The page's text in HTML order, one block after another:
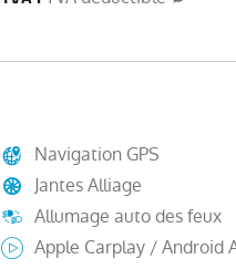
Navigation GPS
Jantes Alliage
Allumage auto des feux
Apple Carplay / Android